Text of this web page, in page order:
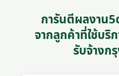
การันตีผลงาน5
จากลูกค้าที่ใช้บริ
รับจ้างก